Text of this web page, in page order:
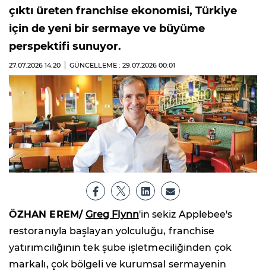
çıktı üreten franchise ekonomisi, Türkiye
için de yeni bir sermaye ve büyüme
perspektifi sunuyor.
27.07.2026 14:20 GÜNCELLEME : 29.07.2026 00:01
ÖZHAN EREM/ Greg Flynn'in sekiz Applebee's
restoranıyla başlayan yolculuğu, franchise
yatırımcılığının tek şube işletmeciliğinden çok
markalı, çok bölgeli ve kurumsal sermayenin